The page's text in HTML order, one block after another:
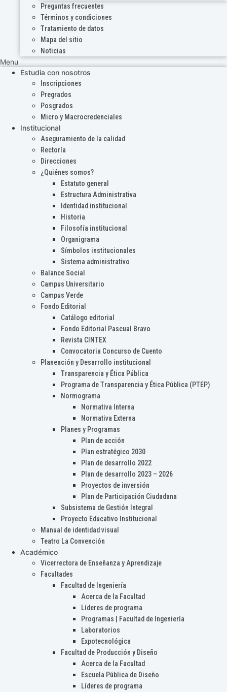
Preguntas frecuentes
Términos y condiciones
Tratamiento de datos
Mapa del sitio
Noticias
Menu
Estudia con nosotros
Inscripciones
Pregrados
Posgrados
Micro y Macrocredenciales
Institucional
Aseguramiento de la calidad
Rectoría
Direcciones
¿Quiénes somos?
Estatuto general
Estructura Administrativa
Identidad institucional
Historia
Filosofía institucional
Organigrama
Símbolos institucionales
Sistema administrativo
Balance Social
Campus Universitario
Campus Verde
Fondo Editorial
Catálogo editorial
Fondo Editorial Pascual Bravo
Revista CINTEX
Convocatoria Concurso de Cuento
Planeación y Desarrollo institucional
Transparencia y Ética Pública
Programa de Transparencia y Ética Pública (PTEP)
Normograma
Normativa Interna
Normativa Externa
Planes y Programas
Plan de acción
Plan estratégico 2030
Plan de desarrollo 2022
Plan de desarrollo 2023 – 2026
Proyectos de inversión
Plan de Participación Ciudadana
Subsistema de Gestión Integral
Proyecto Educativo Institucional
Manual de identidad visual
Teatro La Convención
Académico
Vicerrectora de Enseñanza y Aprendizaje
Facultades
Facultad de Ingeniería
Acerca de la Facultad
Líderes de programa
Programas | Facultad de Ingeniería
Laboratorios
Expotecnológica
Facultad de Producción y Diseño
Acerca de la Facultad
Escuela Pública de Diseño
Líderes de programa